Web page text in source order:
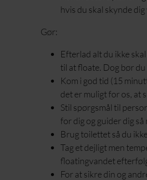
hvis du skal skynde dig
Gør:
Efterlad alt du ikke
til at floate. Dog bør
Kom i god tid (15
det er muligt for os, at
Stil spørgsmål til
for dig og guider dig så
Brug toilettet så du
Tag et dejligt men
floatingvandet
For at sikre din og